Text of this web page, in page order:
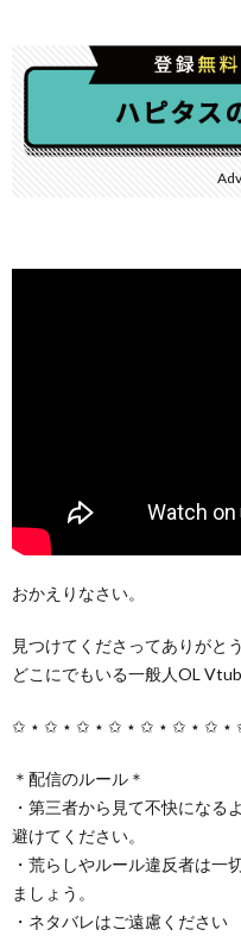
おかえりなさい。
見つけてくださってありがと
どこにでもいる一般人OL
✩ ⋆ ✩ ⋆ ✩ ⋆ ✩ ⋆ ✩ ⋆ ✩ ⋆ ✩ ⋆
＊配信のルール＊
・第三者から見て不快になる
避けてください。
・荒らしやルール違反者は一
ましょう。
・ネタバレはご遠慮ください